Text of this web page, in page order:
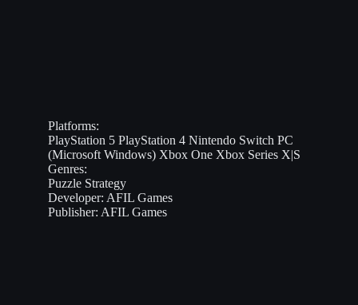
Platforms:
PlayStation 5 PlayStation 4 Nintendo Switch PC
(Microsoft Windows) Xbox One Xbox Series X|S
Genres:
Puzzle Strategy
Developer: AFIL Games
Publisher: AFIL Games